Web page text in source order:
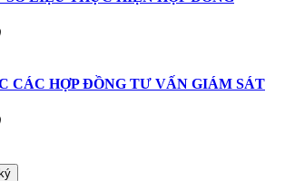
CÁC HỢP ĐỒNG TƯ VẤN GIÁM SÁT